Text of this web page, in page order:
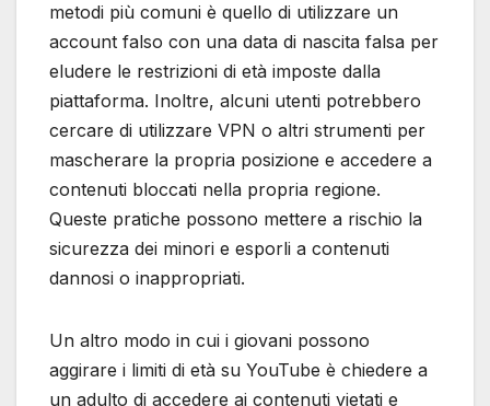
metodi più comuni è quello di utilizzare un
account falso con una data di nascita falsa per
eludere le restrizioni di età imposte dalla
piattaforma. Inoltre, alcuni utenti potrebbero
cercare di utilizzare VPN o altri strumenti per
mascherare la propria posizione e accedere a
contenuti bloccati nella propria regione.
Queste pratiche possono mettere a rischio la
sicurezza dei minori e esporli a contenuti
dannosi o inappropriati.
Un altro modo in cui i giovani possono
aggirare i limiti di età su YouTube è chiedere a
un adulto di accedere ai contenuti vietati e